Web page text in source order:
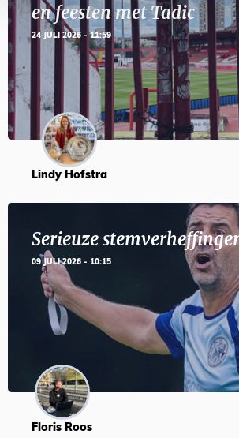
en feesten met Tadic
24 JULI 2026 - 11:59
Lindy Hofstra
Serieuze
09 JULI 2026 - 10:15
Floris Roos